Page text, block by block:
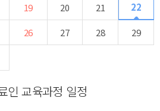
19 20 21 22
26 27 28
29
인 교육과정 일정